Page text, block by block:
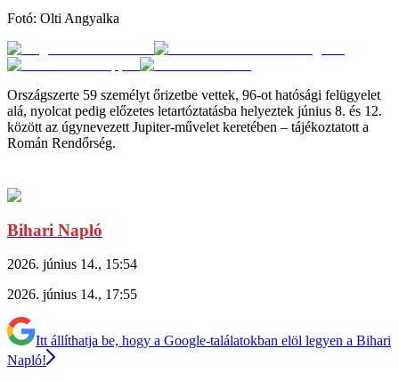
Fotó: Olti Angyalka
Országszerte 59 személyt őrizetbe vettek, 96-ot hatósági felügyelet
alá, nyolcat pedig előzetes letartóztatásba helyeztek június 8. és 12.
között az úgynevezett Jupiter-művelet keretében – tájékoztatott a
Román Rendőrség.
Bihari Napló
2026. június 14., 15:54
2026. június 14., 17:55
Itt állíthatja be, hogy a Google-találatokban elöl legyen a Bihari
Napló!